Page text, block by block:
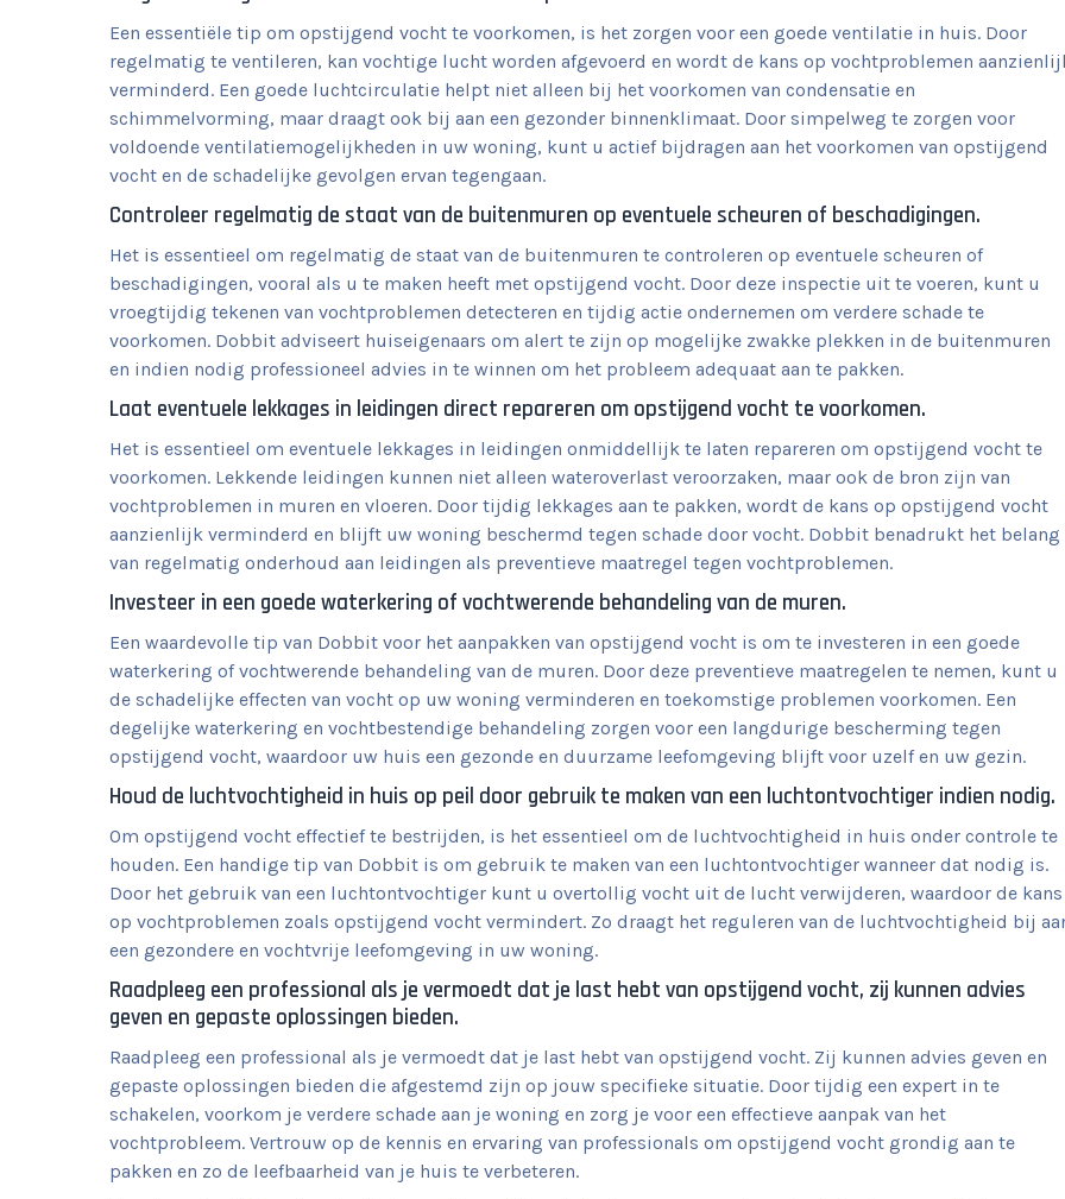
Een essentiële tip om opstijgend vocht te voorkomen, is het zorgen voor een goede ventilatie in huis. Door
regelmatig te ventileren, kan vochtige lucht worden afgevoerd en wordt de kans op vochtproblemen
verminderd. Een goede luchtcirculatie helpt niet alleen bij het voorkomen van condensatie en
schimmelvorming, maar draagt ook bij aan een gezonder binnenklimaat. Door simpelweg te zorgen voor
voldoende ventilatiemogelijkheden in uw woning, kunt u actief bijdragen aan het voorkomen van opstijgend
vocht en de schadelijke gevolgen ervan tegengaan.
Controleer regelmatig de staat van de buitenmuren op eventuele scheuren of beschadigingen.
Het is essentieel om regelmatig de staat van de buitenmuren te controleren op eventuele scheuren of
beschadigingen, vooral als u te maken heeft met opstijgend vocht. Door deze inspectie uit te voeren, kunt u
vroegtijdig tekenen van vochtproblemen detecteren en tijdig actie ondernemen om verdere schade te
voorkomen. Dobbit adviseert huiseigenaars om alert te zijn op mogelijke zwakke plekken in de buitenmuren
en indien nodig professioneel advies in te winnen om het probleem adequaat aan te pakken.
Laat eventuele lekkages in leidingen direct repareren om opstijgend vocht te voorkomen.
Het is essentieel om eventuele lekkages in leidingen onmiddellijk te laten repareren om opstijgend vocht te
voorkomen. Lekkende leidingen kunnen niet alleen wateroverlast veroorzaken, maar ook de bron zijn van
vochtproblemen in muren en vloeren. Door tijdig lekkages aan te pakken, wordt de kans op opstijgend vocht
aanzienlijk verminderd en blijft uw woning beschermd tegen schade door vocht. Dobbit benadrukt het belang
van regelmatig onderhoud aan leidingen als preventieve maatregel tegen vochtproblemen.
Investeer in een goede waterkering of vochtwerende behandeling van de muren.
Een waardevolle tip van Dobbit voor het aanpakken van opstijgend vocht is om te investeren in een goede
waterkering of vochtwerende behandeling van de muren. Door deze preventieve maatregelen te nemen, kunt u
de schadelijke effecten van vocht op uw woning verminderen en toekomstige problemen voorkomen. Een
degelijke waterkering en vochtbestendige behandeling zorgen voor een langdurige bescherming tegen
opstijgend vocht, waardoor uw huis een gezonde en duurzame leefomgeving blijft voor uzelf en uw gezin.
Houd de luchtvochtigheid in huis op peil door gebruik te maken van een luchtontvochtiger indien nodig.
Om opstijgend vocht effectief te bestrijden, is het essentieel om de luchtvochtigheid in huis onder controle te
houden. Een handige tip van Dobbit is om gebruik te maken van een luchtontvochtiger wanneer dat nodig is.
Door het gebruik van een luchtontvochtiger kunt u overtollig vocht uit de lucht verwijderen, waardoor de kans
op vochtproblemen zoals opstijgend vocht vermindert. Zo draagt het reguleren van de luchtvochtigheid bij
een gezondere en vochtvrije leefomgeving in uw woning.
Raadpleeg een professional als je vermoedt dat je last hebt van opstijgend vocht, zij kunnen advies
geven en gepaste oplossingen bieden.
Raadpleeg een professional als je vermoedt dat je last hebt van opstijgend vocht. Zij kunnen advies geven en
gepaste oplossingen bieden die afgestemd zijn op jouw specifieke situatie. Door tijdig een expert in te
schakelen, voorkom je verdere schade aan je woning en zorg je voor een effectieve aanpak van het
vochtprobleem. Vertrouw op de kennis en ervaring van professionals om opstijgend vocht grondig aan te
pakken en zo de leefbaarheid van je huis te verbeteren.